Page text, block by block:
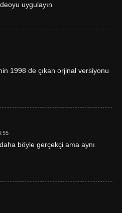
uygulayın
1998 de çıkan orjinal versiyonu
böyle gerçekçi ama aynı